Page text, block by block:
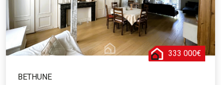
333 000€
BETHUNE